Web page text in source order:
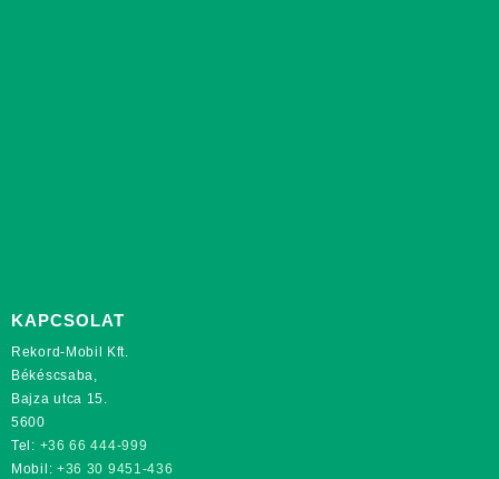
KAPCSOLAT
Rekord-Mobil Kft.
Békéscsaba,
Bajza utca 15.
5600
Tel: +36 66 444-999
Mobil: +36 30 9451-436